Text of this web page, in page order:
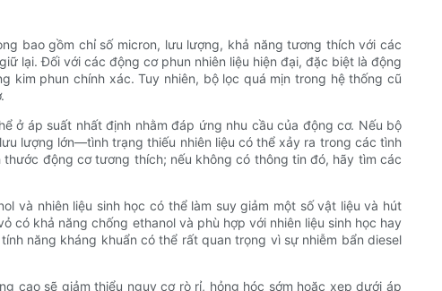
bao gồm chỉ số micron, lưu lượng, khả năng tương thích với các
lại. Đối với các động cơ phun nhiên liệu hiện đại, đặc biệt là động
kim phun chính xác. Tuy nhiên, bộ lọc quá mịn trong hệ thống cũ
ở áp suất nhất định nhằm đáp ứng nhu cầu của động cơ. Nếu bộ
lượng lớn—tình trạng thiếu nhiên liệu có thể xảy ra trong các tình
động cơ tương thích; nếu không có thông tin đó, hãy tìm các
và nhiên liệu sinh học có thể làm suy giảm một số vật liệu và hút
có khả năng chống ethanol và phù hợp với nhiên liệu sinh học hay
năng kháng khuẩn có thể rất quan trọng vì sự nhiễm bẩn diesel
cao sẽ giảm thiểu nguy cơ rò rỉ, hỏng hóc sớm hoặc xẹp dưới áp